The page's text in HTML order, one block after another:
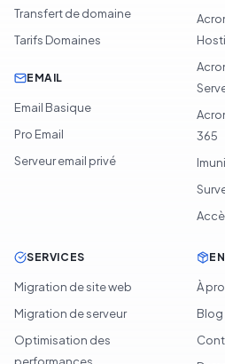
Transfert de domaine
Tarifs Domaines
EMAIL
Email Basique
Pro Email
Serveur email privé
365
SERVICES
Migration de site web
Migration de serveur
Optimisation des
À
Blog